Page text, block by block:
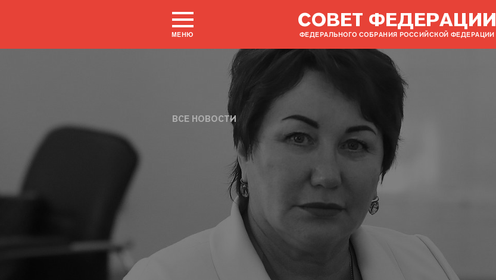
МЕНЮ
СОВЕТ ФЕДЕРАЦИИ
ФЕДЕРАЛЬНОГО СОБРАНИЯ РОССИЙСКОЙ ФЕДЕРАЦИИ
ВСЕ НОВОСТИ